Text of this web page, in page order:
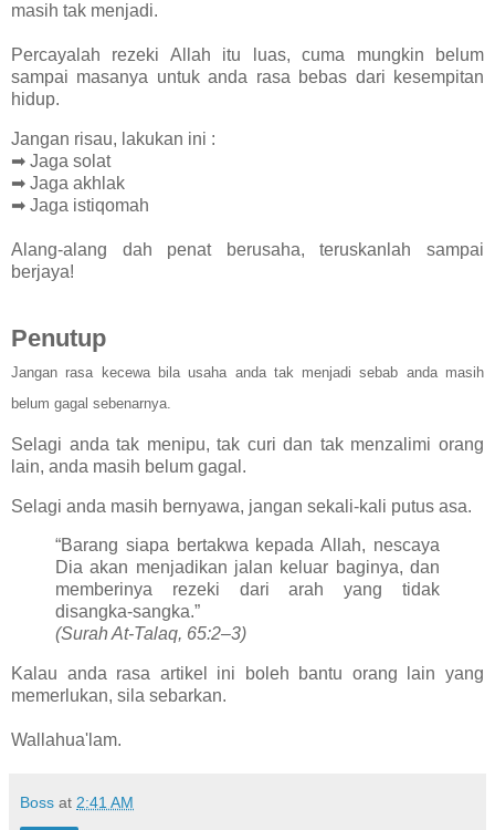
masih tak menjadi.
Percayalah rezeki Allah itu luas, cuma mungkin belum
sampai masanya untuk anda rasa bebas dari kesempitan
hidup.
Jangan risau, lakukan ini :
➡ Jaga solat
➡ Jaga akhlak
➡ Jaga istiqomah
Alang-alang dah penat berusaha, teruskanlah sampai
berjaya!
Penutup
Jangan rasa kecewa bila usaha anda tak menjadi sebab anda masih
belum gagal sebenarnya.
Selagi anda tak menipu, tak curi dan tak menzalimi orang
lain, anda masih belum gagal.
Selagi anda masih bernyawa, jangan sekali-kali putus asa.
“Barang siapa bertakwa kepada Allah, nescaya
Dia akan menjadikan jalan keluar baginya, dan
memberinya rezeki dari arah yang tidak
disangka-sangka.”
(Surah At-Talaq, 65:2–3)
Kalau anda rasa artikel ini boleh bantu orang lain yang
memerlukan, sila sebarkan.
Wallahua'lam.
Boss at 2:41 AM